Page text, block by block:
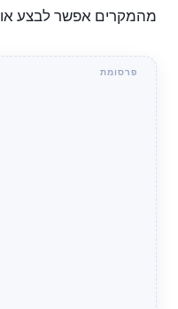
מהמקרים אפשר לבצע